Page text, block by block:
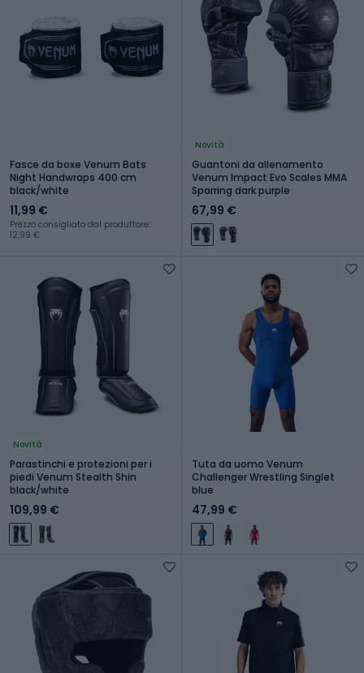
Fasce da boxe Venum Bats
Night Handwraps 400 cm
black/white
11,99 €
Prezzo consigliato dal produttore:
12,99 €
Novità
Guantoni da allenamento
Venum Impact Evo Scales MMA
Sparring dark purple
67,99 €
Novità
Parastinchi e protezioni per i
piedi Venum Stealth Shin
black/white
109,99 €
Tuta da uomo Venum
Challenger Wrestling Singlet
blue
47,99 €